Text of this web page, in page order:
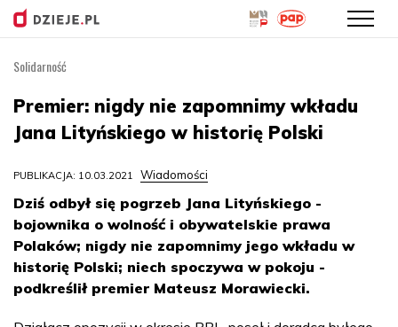
treści
Solidarność
Premier: nigdy nie zapomnimy wkładu
Jana Lityńskiego w historię Polski
PUBLIKACJA: 10.03.2021 Wiadomości
Dziś odbył się pogrzeb Jana Lityńskiego -
bojownika o wolność i obywatelskie prawa
Polaków; nigdy nie zapomnimy jego wkładu w
historię Polski; niech spoczywa w pokoju -
podkreślił premier Mateusz Morawiecki.